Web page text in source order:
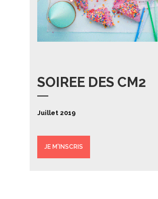
SOIREE DES CM2
Juillet 2019
JE M'INSCRIS